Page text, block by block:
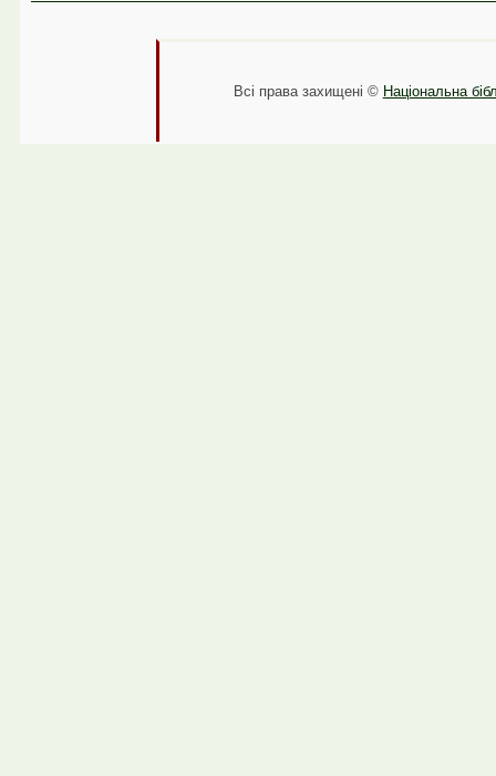
Всі права захищені © Національна